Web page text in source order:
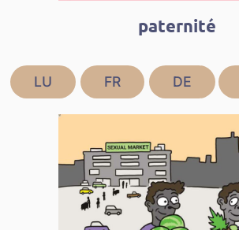
paternité
LU FR DE